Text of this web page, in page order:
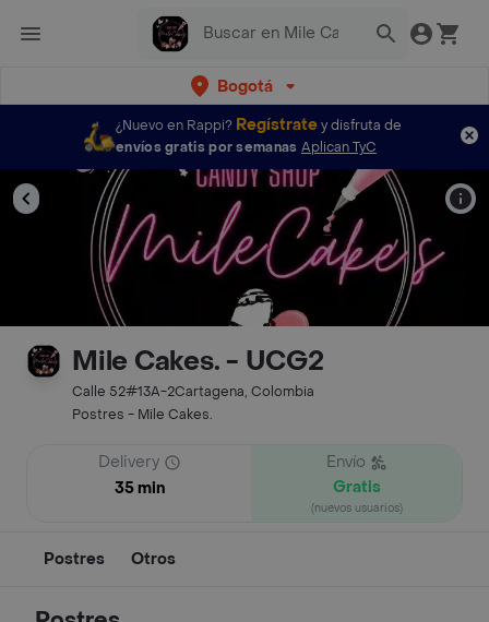
Bogotá
¿Nuevo en Rappi? Regístratey disfruta de
envíos gratis por semanas Aplican TyC
Mile Cakes. - UCG2
Calle 52#13A-2Cartagena, Colombia
Postres - Mile Cakes.
Delivery
35 min
Envío
Gratis
(nuevos usuarios)
Postres Otros